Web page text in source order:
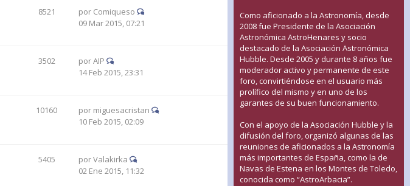
8521 por Comiqueso
09 Mar 2015, 07:21
3502 porAIP
14 Feb 2015, 23:31
10160 por miguesacristan
10 Feb 2015, 02:09
5405 porValakirka
02 Ene 2015, 11:32
Como aficionado a la Astronomía, desde
2008 fue Presidente de la Asociación
Astronómica AstroHenares y socio
destacado de la Asociación Astronómica
Hubble. Desde 2005 y durante 8 años fue
moderador activo y permanente de este
foro, convirtiéndose en el usuario más
prolífico del mismo y en uno de los
garantes de su buen funcionamiento.
Con el apoyo de la Asociación Hubble y la
difusión del foro, organizó algunas de las
reuniones de aficionados a la Astronomía
más importantes de España, como la de
Navas de Estena en los Montes de Toledo,
conocida como “AstroArbacia”.